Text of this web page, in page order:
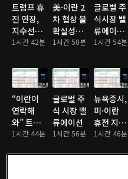
트럼프 휴
전 연장,
지수선물
일제 랠
닥 0.45%
1시간 42분
美·이란 2
차 협상 불
확실성에
주요 지수
1시간 50분
글로벌 주
식시장 밸
류에이션
체크
1시간 54분
“이란이
연락해
와” 트럼
프 발언에
일제히 상
1시간 44분
글로벌 주
식 시장 밸
류에이션
1시간 56분
뉴욕증시,
미·이란
휴전 지속
기대감에
스닥
1시간 46분